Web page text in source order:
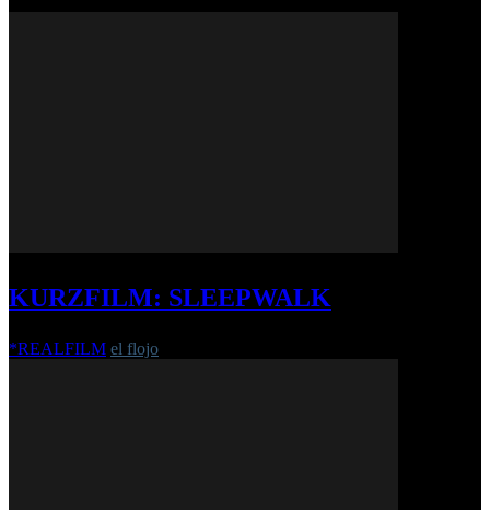
KURZFILM: SLEEPWALK
*REALFILM el flojo